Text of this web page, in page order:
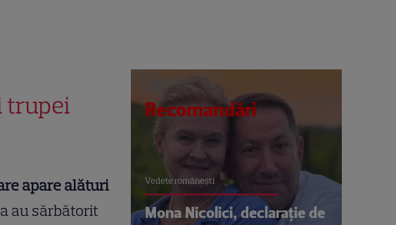
trupei
apare alături
au sărbătorit
Recomandări
Vedete româneşti
Mona Nicolici, declarație de